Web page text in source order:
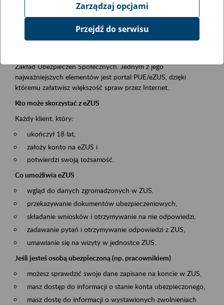
Opis wydarzenia
Platforma Usług Elektronicznych ZUS eZUS
Zakład Ubezpieczeń Społecznych. Jednym z jego
najważniejszych elementów jest portal PUE/eZUS, dzięki
któremu załatwisz większość spraw przez Internet.
Kto może skorzystać z eZUS
Każdy klient, który:
ukończył 18 lat,
założy konto na eZUS i
potwierdzi swoją tożsamość.
Co umożliwia eZUS
wgląd do danych zgromadzonych w ZUS,
przekazywanie dokumentów ubezpieczeniowych,
składanie wniosków i otrzymywanie na nie odpowiedzi,
zadawanie pytań i otrzymywanie odpowiedzi z ZUS,
umawianie się na wizyty w jednostce ZUS.
Jeśli jesteś osobą ubezpieczoną (np. pracownikiem)
możesz sprawdzić swoje dane zapisane na koncie w ZUS,
masz dostęp do informacji o stanie konta ubezpieczonego,
masz dostę do informacji o wystawionych zwolnieniach
Zarządzaj opcjami
Przejdź do serwisu